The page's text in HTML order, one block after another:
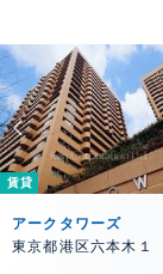
賃貸
アークタワーズ
東京都港区六本木１